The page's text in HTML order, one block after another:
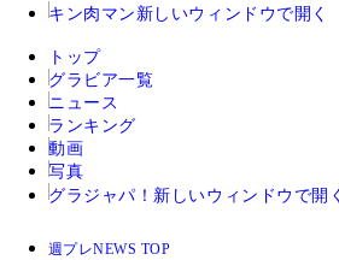
キン肉マン 新しいウィンドウで開く
トップ
グラビア一覧
ニュース
ランキング
動画
写真
グラジャパ！ 新しいウィンドウで開く
週プレNEWS TOP